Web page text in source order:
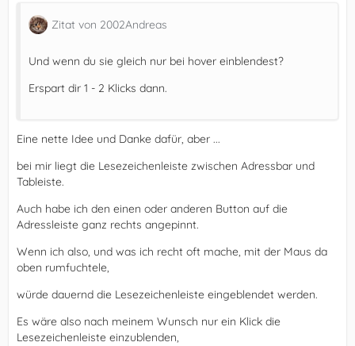
Zitat von 2002Andreas
Und wenn du sie gleich nur bei hover einblendest?
Erspart dir 1 - 2 Klicks dann.
Eine nette Idee und Danke dafür, aber ...
bei mir liegt die Lesezeichenleiste zwischen Adressbar und
Tableiste.
Auch habe ich den einen oder anderen Button auf die
Adressleiste ganz rechts angepinnt.
Wenn ich also, und was ich recht oft mache, mit der Maus da
oben rumfuchtele,
würde dauernd die Lesezeichenleiste eingeblendet werden.
Es wäre also nach meinem Wunsch nur ein Klick die
Lesezeichenleiste einzublenden,